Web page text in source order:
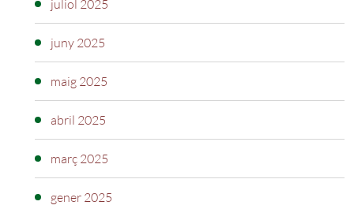
juliol 2025
juny 2025
maig 2025
abril 2025
març 2025
gener 2025